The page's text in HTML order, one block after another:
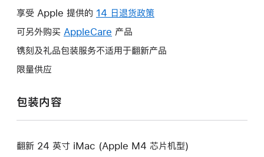
操
打
享受 Apple 提供的 14 日退货政策
将
口。
可另外购买 AppleCare 此
操
新
窗
产品
镌刻及礼品包装服务不适用于翻新产品
限量供应
包装内容
翻新 24 英寸 iMac (Apple M4 芯片机型)